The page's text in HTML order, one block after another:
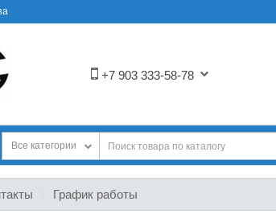
+7 903 333-58-78
Все категории
График работы